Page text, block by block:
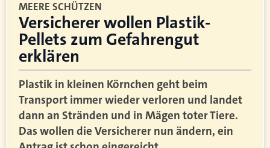
MEERE SCHÜTZEN
Versicherer wollen Plastik-
Pellets zum Gefahrengut
erklären
Plastik in kleinen Körnchen geht beim
Transport immer wieder verloren und landet
dann an Stränden und in Mägen toter Tiere.
Das wollen die Versicherer nun ändern, ein